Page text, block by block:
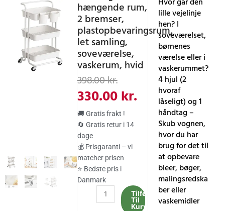
hængende rum,
2 bremser,
plastopbevaringsrum,
let samling,
soveværelse,
vaskerum, hvid
398.00kr.Den
oprindelige
pris
var:
398.00 kr..
330.00kr.
Den
aktuelle
pris
330.00 kr..
🚚 Gratis frakt !
🔄 Gratis retur i 14
dage
💰 Prisgaranti – vi
matcher prisen
⭐ Bedste pris i
Danmark
Songmics
BSC067W01
Tilføj
Til
Kurv
lille vejelinje
hen? I
soveværelset,
børnenes
værelse eller i
vaskerummet?
4 hjul (2
hvoraf
låseligt) og 1
håndtag –
Skub vognen,
hvor du har
brug for det til
at opbevare
bleer, bøger,
malingsredska
ber eller
vaskemidler